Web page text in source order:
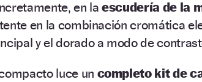
en laescudería de la
en la combinación cromática
y el dorado a modo de
luce un completo kit de